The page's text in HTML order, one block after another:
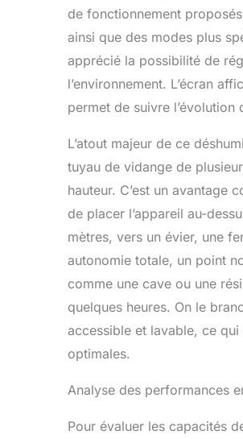
de fonctionnement
ainsi que des modes plus
apprécié la possibilité de
l’environnement. L’écran
permet de suivre
L’atout majeur de ce
tuyau de vidange de
hauteur. C’est un avantage
de placer l’appareil au-
mètres, vers un évier, une
autonomie totale, un point
comme une cave ou une
quelques heures. On le
accessible et lavable, ce
optimales.
Analyse des performances
Pour évaluer les capacités